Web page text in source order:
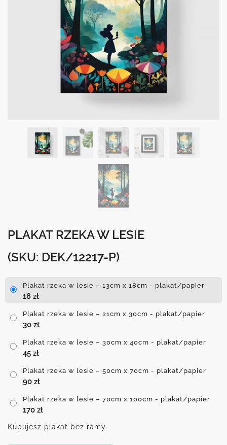
PLAKAT RZEKA W LESIE
(SKU: DEK/12217-P)
Plakat rzeka w lesie – 13cm x 18cm - plakat/papier
18 zł
Plakat rzeka w lesie – 21cm x 30cm - plakat/papier
30 zł
Plakat rzeka w lesie – 30cm x 40cm - plakat/papier
45 zł
Plakat rzeka w lesie – 50cm x 70cm - plakat/papier
90 zł
Plakat rzeka w lesie – 70cm x 100cm - plakat/papier
170 zł
Kupujesz plakat bez ramy.